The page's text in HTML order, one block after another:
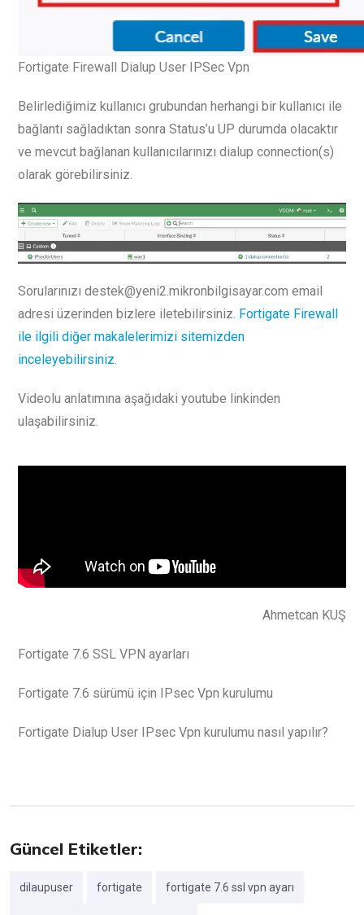
Fortigate Firewall Dialup User IPSec Vpn
Belirlediğimiz kullanıcı grubundan herhangi bir kullanıcı ile
bağlantı sağladıktan sonra Status’u UP durumda olacaktır
ve mevcut bağlanan kullanıcılarınızı dialup connection(s)
olarak görebilirsiniz.
Sorularınızı destek@yeni2.mikronbilgisayar.com email
adresi üzerinden bizlere iletebilirsiniz. Fortigate Firewall
ile ilgili diğer makalelerimizi sitemizden
inceleyebilirsiniz.
Videolu anlatımına aşağıdaki youtube linkinden
ulaşabilirsiniz.
Ahmetcan KUŞ
Fortigate 7.6 SSL VPN ayarları
Fortigate 7.6 sürümü için IPsec Vpn kurulumu
Fortigate Dialup User IPsec Vpn kurulumu nasıl yapılır?
Güncel Etiketler:
dilaupuser fortigate fortigate 7.6 ssl vpn ayarı